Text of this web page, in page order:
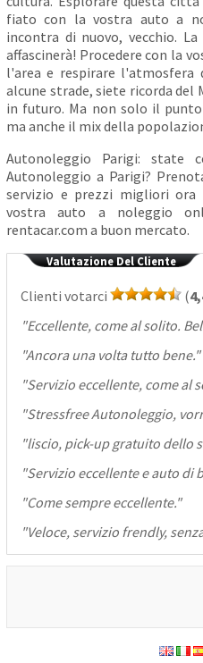
fiato con la vostra auto a
incontra di nuovo, vecchio.
affascinerà! Procedere con la
l'area e respirare l'atmosfera
alcune strade, siete ricorda
in futuro. Ma non solo il
ma anche il mix della
Autonoleggio Parigi: state
Autonoleggio a Parigi?
servizio e prezzi migliori
vostra auto a noleggio
rentacar.com a buon mercato.
Valutazione Del Cliente
Clienti votarci (
"Eccellente, come al solito.
"Ancora una volta tutto bene."
"Servizio eccellente, come al
"Stressfree Autonoleggio,
"liscio, pick-up gratuito dello
"Servizio eccellente e auto di
"Come sempre eccellente."
"Veloce, servizio frendly,